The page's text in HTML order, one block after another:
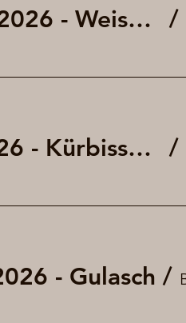
Fritigsbier am 25. September 2026 - Weisswurst und Brezel (kleines Oktoberfest) /
Fritigsbier am 30. Oktober 2026 - Kürbissuppe mit und ohne Würstchen /
- Gulasch /